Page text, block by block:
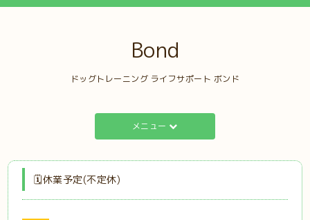
Bond
ドッグトレーニング ライフサポート ボンド
メニュー
🗓️休業予定(不定休)